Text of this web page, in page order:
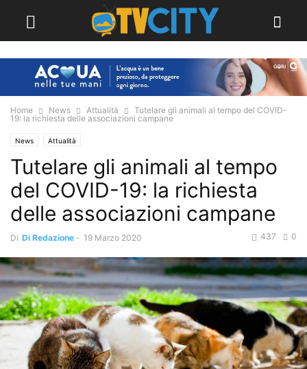
Home News Attualità
Tutelare gli animali al tempo del COVID-
19: la richiesta delle associazioni campane
News Attualità
Tutelare gli animali al tempo
del COVID-19: la richiesta
delle associazioni campane
Di Di Redazione - 19 Marzo 2020 0
437